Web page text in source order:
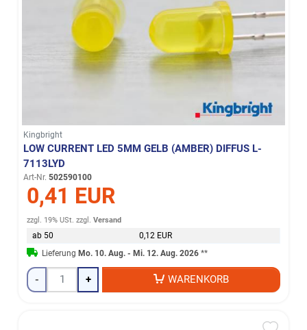
Kingbright
LOW CURRENT LED 5MM GELB (AMBER) DIFFUS L-
7113LYD
Art-Nr. 502590100
0,41 EUR
zzgl. 19% USt. zzgl.Versand
ab 50
0,12 EUR
Lieferung Mo. 10. Aug. - Mi. 12. Aug. 2026 **
- + WARENKORB